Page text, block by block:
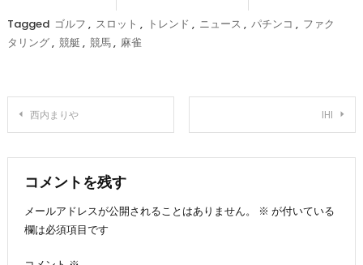
Tagged ゴルフ , スロット , トレンド , ニュース , パチンコ , ファク
タリング, 競艇 , 競馬, 麻雀
投
稿
ナ
ビ
西内まりや IHI
コメントを残す
メールアドレスが公開されることはありません。
※ が付いている
欄は必須項目です